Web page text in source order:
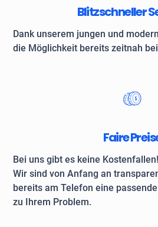
Blitzschneller
Dank unserem jungen und
die Möglichkeit bereits zeitnah
Faire
Bei uns gibt es keine Kostenfallen!
Wir sind von Anfang an
bereits am Telefon eine
zu Ihrem Problem.